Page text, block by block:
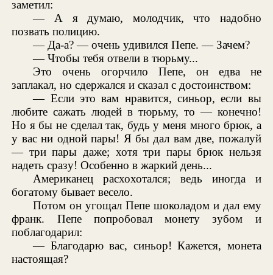
заметил:
— А я думаю, молодчик, что надобно
позвать полицию.
— Да-а? — очень удивился Пепе. — Зачем?
— Чтобы тебя отвели в тюрьму...
Это очень огорчило Пепе, он едва не
заплакал, но сдержался и сказал с достоинством:
— Если это вам нравится, синьор, если вы
любите сажать людей в тюрьму, то — конечно!
Но я бы не сделал так, будь у меня много брюк, а
у вас ни одной пары! Я бы дал вам две, пожалуй
— три пары даже; хотя три пары брюк нельзя
надеть сразу! Особенно в жаркий день...
Американец расхохотался; ведь иногда и
богатому бывает весело.
Потом он угощал Пепе шоколадом и дал ему
франк. Пепе попробовал монету зубом и
поблагодарил:
— Благодарю вас, синьор! Кажется, монета
настоящая?